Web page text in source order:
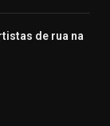
de rua na